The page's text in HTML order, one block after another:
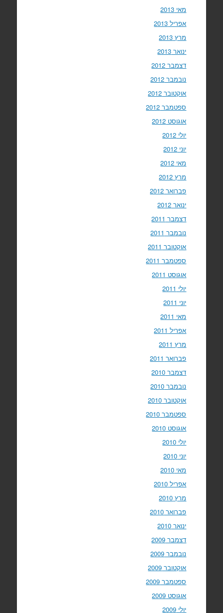
מאי 2013
אפריל 2013
מרץ 2013
ינואר 2013
דצמבר 2012
נובמבר 2012
אוקטובר 2012
ספטמבר 2012
אוגוסט 2012
יולי 2012
יוני 2012
מאי 2012
מרץ 2012
פברואר 2012
ינואר 2012
דצמבר 2011
נובמבר 2011
אוקטובר 2011
ספטמבר 2011
אוגוסט 2011
יולי 2011
יוני 2011
מאי 2011
אפריל 2011
מרץ 2011
פברואר 2011
דצמבר 2010
נובמבר 2010
אוקטובר 2010
ספטמבר 2010
אוגוסט 2010
יולי 2010
יוני 2010
מאי 2010
אפריל 2010
מרץ 2010
פברואר 2010
ינואר 2010
דצמבר 2009
נובמבר 2009
אוקטובר 2009
ספטמבר 2009
אוגוסט 2009
יולי 2009